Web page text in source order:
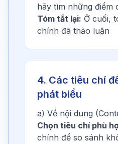
hãy tìm những điểm
Tóm tắt lại: Ở cuối,
chính đã thảo luận
4. Các tiêu chí
phát biểu
a) Về nội dung
Chọn tiêu chí phù
chính để so sánh